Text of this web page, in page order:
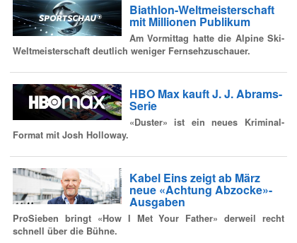
Biathlon-Weltmeisterschaft
mit Millionen Publikum
Am Vormittag hatte die Alpine Ski-
Weltmeisterschaft deutlich weniger Fernsehzuschauer.
HBO Max kauft J. J. Abrams-
Serie
«Duster» ist ein neues Kriminal-
Format mit Josh Holloway.
Kabel Eins zeigt ab März
neue «Achtung Abzocke»-
Ausgaben
ProSieben bringt «How I Met Your Father» derweil recht
schnell über die Bühne.